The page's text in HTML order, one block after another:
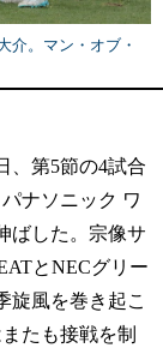
介。マン・オブ・
、第5節の4試合
ナソニック ワ
ばした。宗像サ
とNECグリー
旋風を巻き起こ
たも接戦を制